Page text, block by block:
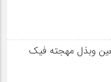
وبذل مهجته فیک